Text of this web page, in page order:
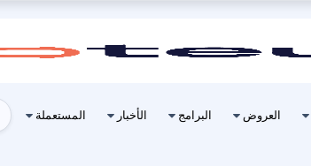
العروض البرامج الأخبار المستعملة